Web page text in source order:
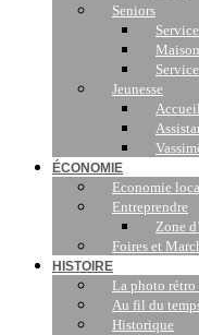
Seniors
Jeunesse
ÉCONOMIE
Economie
Entreprendre
Zone
Foires et
HISTOIRE
La photo
Au fil du
Historique